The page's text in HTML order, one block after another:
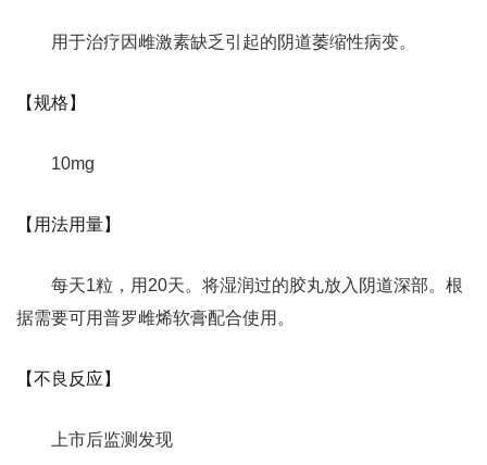
用于治疗因雌激素缺乏引起的阴道萎缩性病变。
【规格】
10mg
【用法用量】
每天1粒，用20天。将湿润过的胶丸放入阴道深部。根
据需要可用普罗雌烯软膏配合使用。
【不良反应】
上市后监测发现